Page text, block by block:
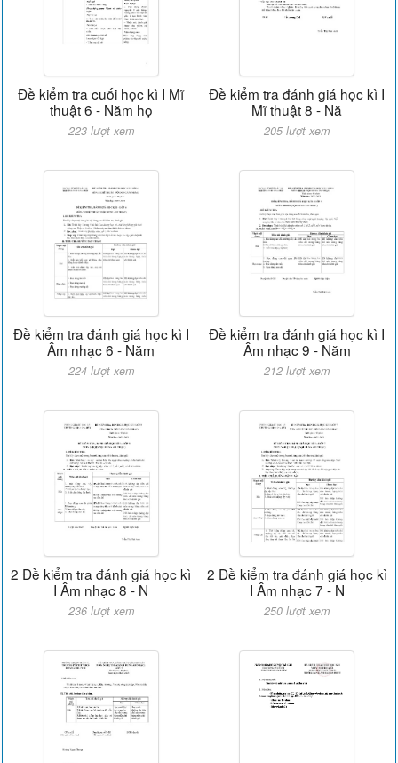
Đề kiểm tra cuối học kì I Mĩ
thuật 6 - Năm họ
223 lượt xem
Đề kiểm tra đánh giá học kì I
Mĩ thuật 8 - Nă
205 lượt xem
Đề kiểm tra đánh giá học kì I
Âm nhạc 6 - Năm
224 lượt xem
Đề kiểm tra đánh giá học kì I
Âm nhạc 9 - Năm
212 lượt xem
2 Đề kiểm tra đánh giá học kì
I Âm nhạc 8 - N
236 lượt xem
2 Đề kiểm tra đánh giá học kì
I Âm nhạc 7 - N
250 lượt xem